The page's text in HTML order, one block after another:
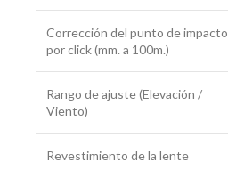
Corrección del punto de impacto
por click (mm. a 100m.)
Rango de ajuste (Elevación /
Viento)
Revestimiento de la lente